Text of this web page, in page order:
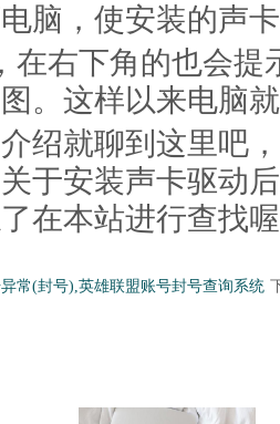
脑，使安装的声
在右下角的也会提
。这样以来电脑
绍就聊到这里吧
于安装声卡驱动
在本站进行查找
常(封号),英雄联盟账号封号查询系统